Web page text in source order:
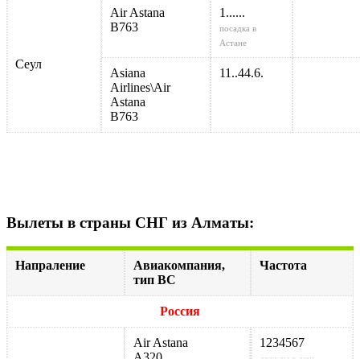
Сеул
Air Astana
В763
1......
посадка в
Астане
Asiana
Airlines\Air
Astana
В763
11..44.6.
Вылеты в страны СНГ из Алматы:
Напраление
Авиакомпания,
тип ВС
Частота
Россия
Air Astana
1234567